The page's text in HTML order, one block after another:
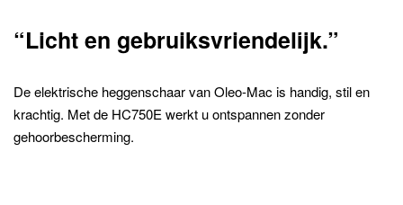
“Licht en gebruiksvriendelijk.”
De elektrische heggenschaar van Oleo-Mac is handig, stil en
krachtig. Met de HC750E werkt u ontspannen zonder
gehoorbescherming.